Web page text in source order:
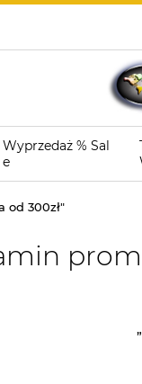
Wyprzedaż % Sal
e
od 300zł"